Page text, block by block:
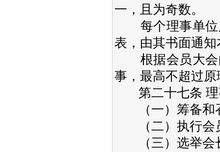
一，且为奇数。
每个理事单位
表，由其书面通
根据会员大会
事，最高不超过
第二十七条 理
（一）筹备和
（二）执行会
（三）选举会